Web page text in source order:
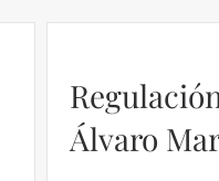
Álvaro